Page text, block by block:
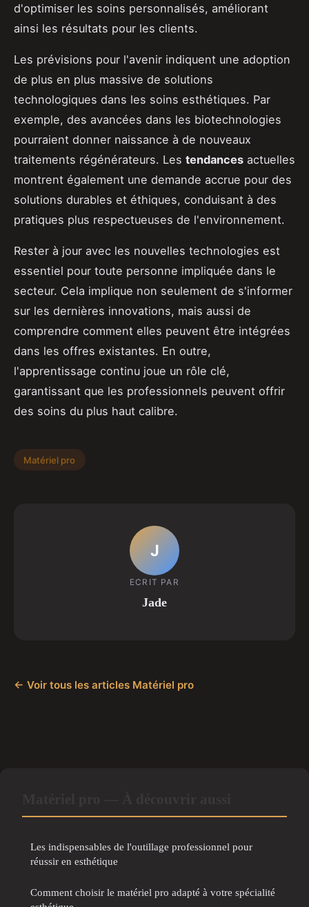
d'optimiser les soins personnalisés, améliorant
ainsi les résultats pour les clients.
Les prévisions pour l'avenir indiquent une adoption
de plus en plus massive de solutions
technologiques dans les soins esthétiques. Par
exemple, des avancées dans les biotechnologies
pourraient donner naissance à de nouveaux
traitements régénérateurs. Les tendances actuelles
montrent également une demande accrue pour des
solutions durables et éthiques, conduisant à des
pratiques plus respectueuses de l'environnement.
Rester à jour avec les nouvelles technologies est
essentiel pour toute personne impliquée dans le
secteur. Cela implique non seulement de s'informer
sur les dernières innovations, mais aussi de
comprendre comment elles peuvent être intégrées
dans les offres existantes. En outre,
l'apprentissage continu joue un rôle clé,
garantissant que les professionnels peuvent offrir
des soins du plus haut calibre.
Matériel pro
J
ECRIT PAR
Jade
← Voir tous les articles Matériel pro
Les indispensables de l'outillage professionnel pour
réussir en esthétique
Comment choisir le matériel pro adapté à votre spécialité